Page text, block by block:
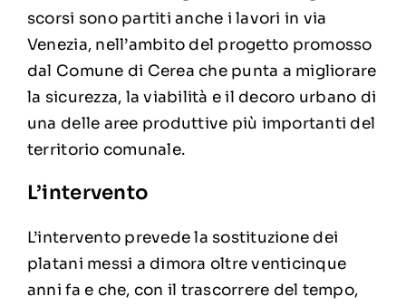
scorsi sono partiti anche i lavori in via
Venezia, nell’ambito del progetto promosso
dal Comune di Cerea che punta a migliorare
la sicurezza, la viabilità e il decoro urbano di
una delle aree produttive più importanti del
territorio comunale.
L’intervento
L’intervento prevede la sostituzione dei
platani messi a dimora oltre venticinque
anni fa e che, con il trascorrere del tempo,